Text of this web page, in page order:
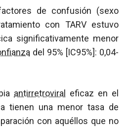
de confusión (sexo
con TARV estuvo
significativamente menor
del 95% [IC95%]: 0,04-
antirretroviral
eficaz en el
tienen una menor tasa de
con aquéllos que no